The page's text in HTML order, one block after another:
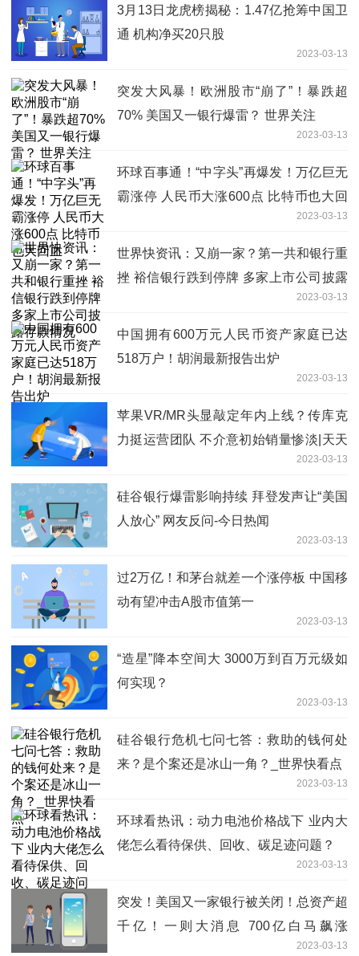
3月13日龙虎榜揭秘：1.47亿抢筹中国卫
通 机构净买20只股
2023-03-13
突发大风暴！欧洲股市“崩了”！暴跌超
70% 美国又一银行爆雷？ 世界关注
2023-03-13
环球百事通！“中字头”再爆发！万亿巨无
霸涨停 人民币大涨600点 比特币也大回
2023-03-13
世界快资讯：又崩一家？第一共和银行重
挫 裕信银行跌到停牌 多家上市公司披露
2023-03-13
中国拥有600万元人民币资产家庭已达
518万户！胡润最新报告出炉
2023-03-13
苹果VR/MR头显敲定年内上线？传库克
力挺运营团队 不介意初始销量惨淡|天天
2023-03-13
硅谷银行爆雷影响持续 拜登发声让“美国
人放心” 网友反问-今日热闻
2023-03-13
过2万亿！和茅台就差一个涨停板 中国移
动有望冲击A股市值第一
2023-03-13
“造星”降本空间大 3000万到百万元级如
何实现？
2023-03-13
硅谷银行危机七问七答：救助的钱何处
来？是个案还是冰山一角？_世界快看点
2023-03-13
环球看热讯：动力电池价格战下 业内大
佬怎么看待保供、回收、碳足迹问题？
2023-03-13
突发！美国又一家银行被关闭！总资产超
千亿！一则大消息 700亿白马飙涨
2023-03-13